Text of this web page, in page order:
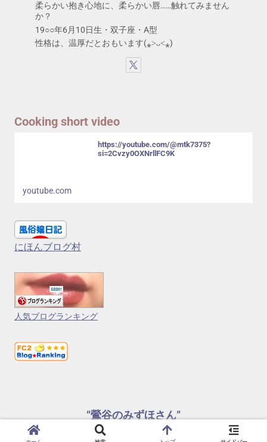
柔らかい抱き心地に、柔らかい唇……触れてみません
か？
19○○年6月10日生・双子座・A型
性格は、温厚だとおもいます(⁎˃ᴗ˂⁎)
Cooking short video
https://youtube.com/@mtk7375?
si=2Cvzy0OXNrllFC9K
youtube.com
にほんブログ村
人気ブログランキング
“鶯谷のみずほさん”
© 2024 “鶯谷のみずほさん”.